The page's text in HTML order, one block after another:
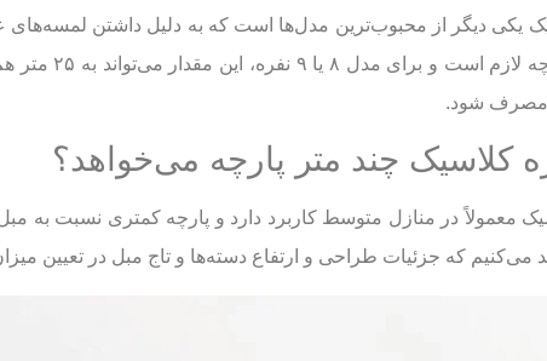
۱۸ تا ۲۲
مصرف شود.
می‌کنیم که جزئیات طراحی و ارتفاع دسته‌ها و تاج مبل در تعیین